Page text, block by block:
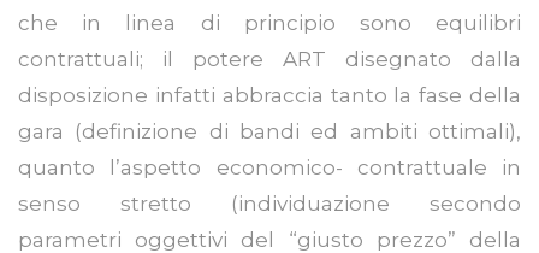
che in linea di principio sono equilibri
contrattuali; il potere ART disegnato dalla
disposizione infatti abbraccia tanto la fase della
gara (definizione di bandi ed ambiti ottimali),
quanto l’aspetto economico- contrattuale in
senso stretto (individuazione secondo
parametri oggettivi del “giusto prezzo” della